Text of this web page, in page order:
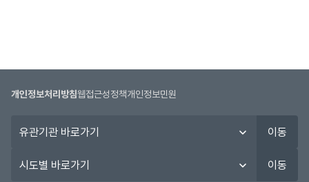
개인정보처리방침웹접근성정책개인정보민원
관
이동
도
이동